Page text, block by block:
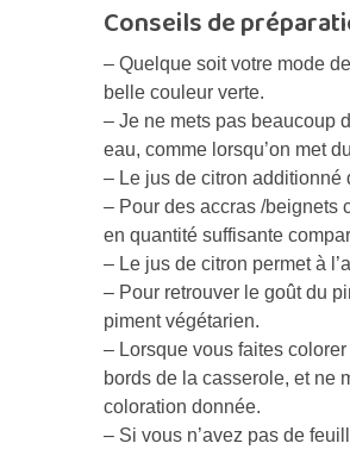
Conseils de
– Quelque soit votre mode
belle couleur verte.
– Je ne mets pas beaucoup
eau, comme lorsqu’on met
– Le jus de citron additionné
– Pour des accras /beignets
en quantité suffisante
– Le jus de citron permet à
– Pour retrouver le goût du
piment végétarien.
– Lorsque vous faites
bords de la casserole, et ne
coloration donnée.
– Si vous n’avez pas de